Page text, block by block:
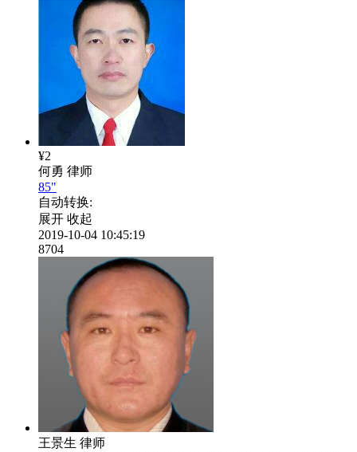
¥2
何勇 律师
85"
自动转换:
展开 收起
2019-10-04 10:45:19
8704
王景生 律师